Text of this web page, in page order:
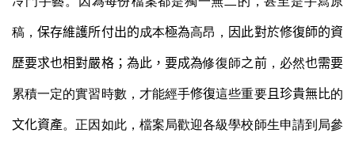
稿，保存維護所付出的成本極為高昂， 因此對於修復師的資
歷要求也相對嚴格；為此，要成為修復師之前，必然也需要
累積一定的實習時數，才能經手修復這些重要且珍貴無比的
文化資產。正因如此，檔案局歡迎各級學校師生申請到局參